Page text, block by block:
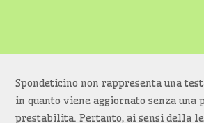
Spondeticino non rappresenta una
in quanto viene aggiornato senza una
prestabilita. Pertanto, ai sensi della